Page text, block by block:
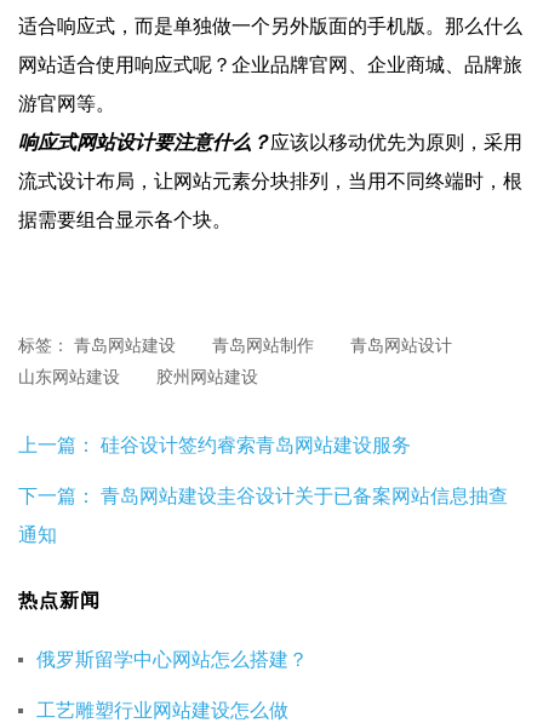
适合响应式，而是单独做一个另外版面的手机版。那么什么
网站适合使用响应式呢？企业品牌官网、企业商城、品牌旅
游官网等。
响应式网站设计要注意什么？应该以移动优先为原则，采用
流式设计布局，让网站元素分块排列，当用不同终端时，根
据需要组合显示各个块。
标签： 青岛网站建设 青岛网站制作
青岛网站设计
山东网站建设
胶州网站建设
上一篇： 硅谷设计签约睿索青岛网站建设服务
下一篇： 青岛网站建设圭谷设计关于已备案网站信息抽查
通知
热点新闻
俄罗斯留学中心网站怎么搭建？
工艺雕塑行业网站建设怎么做